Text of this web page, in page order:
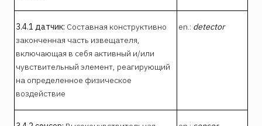
3.4.1 датчик: Составная конструктивно
законченная часть извещателя,
включающая в себя активный и/или
чувствительный элемент, реагирующий
на определенное физическое
воздействие
en.: detector